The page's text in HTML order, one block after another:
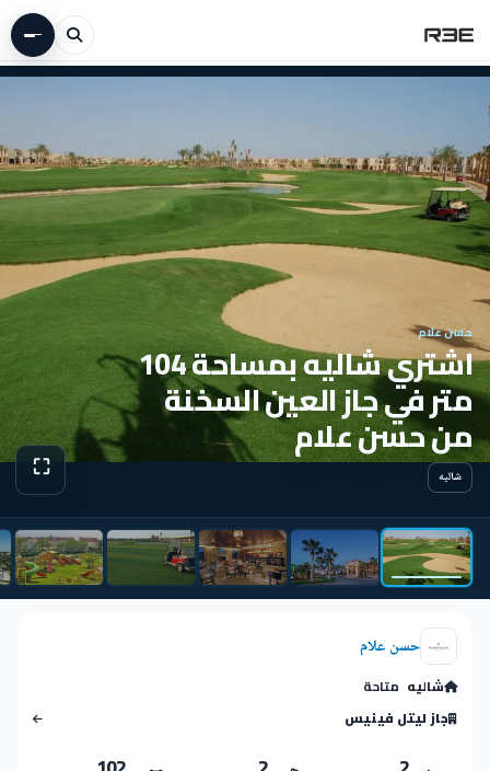
حسن علام
اشتري شاليه بمساحة 104
متر في جاز العين السخنة
من حسن علام
شاليه ⛶عرض
حسن علام
شاليه متاحة
جاز ليتل فينيس